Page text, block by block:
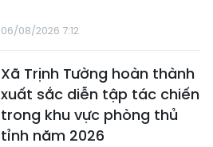
06/08/2026 7:12
Xã Trịnh Tường hoàn thành
xuất sắc diễn tập tác chiến
trong khu vực phòng thủ
tỉnh năm 2026